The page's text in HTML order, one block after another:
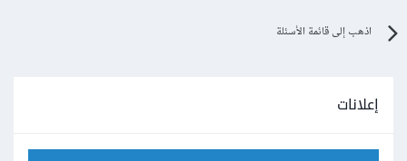
اذهب إلى قائمة الأسئلة
إعلانات